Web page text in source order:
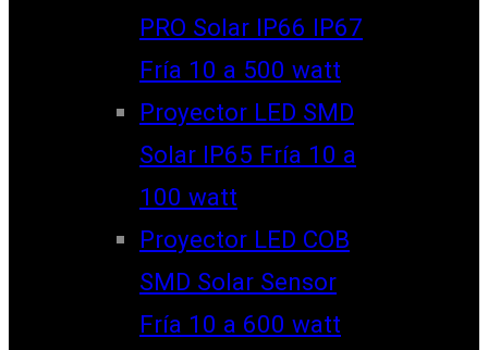
PRO Solar IP66 IP67
Fría 10 a 500 watt
Proyector LED SMD
Solar IP65 Fría 10 a
100 watt
Proyector LED COB
SMD Solar Sensor
Fría 10 a 600 watt